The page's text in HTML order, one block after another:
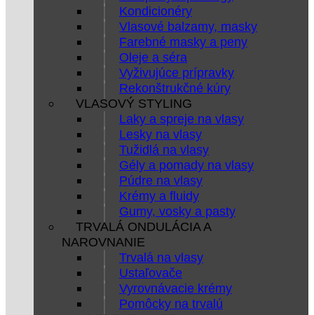
Kondicionéry
Vlasové balzamy, masky
Farebné masky a peny
Oleje a séra
Vyživujúce prípravky
Rekonštrukčné kúry
VLASOVÝ STYLING
Laky a spreje na vlasy
Lesky na vlasy
Tužidlá na vlasy
Gély a pomady na vlasy
Púdre na vlasy
Krémy a fluidy
Gumy, vosky a pasty
TRVALÁ ONDULÁCIA A
NAROVNANIE
Trvalá na vlasy
Ustaľovače
Vyrovnávacie krémy
Pomôcky na trvalú